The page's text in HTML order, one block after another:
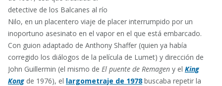
detective de los Balcanes al río
Nilo, en un placentero viaje de placer interrumpido por un
inoportuno asesinato en el vapor en el que está embarcado.
Con guion adaptado de Anthony Shaffer (quien ya había
corregido los diálogos de la película de Lumet) y dirección de
John Guillermin (el mismo de El puente de Remagen y el King
Kong de 1976), el largometraje de 1978 buscaba repetir la